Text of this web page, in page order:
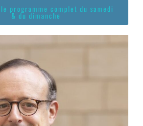
programme complet du samedi
& du dimanche